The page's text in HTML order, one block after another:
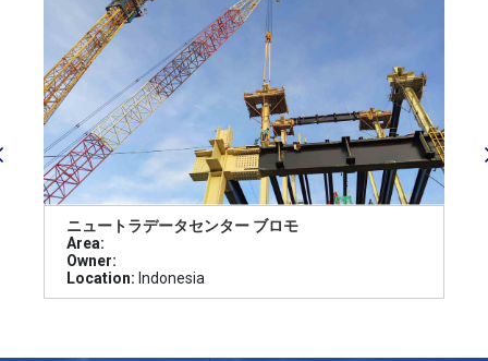
ニュートラデータセンター ブロモ
Area:
Owner:
Location: Indonesia